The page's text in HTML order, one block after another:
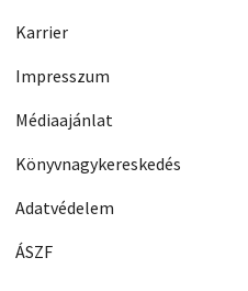
Karrier
Impresszum
Médiaajánlat
Könyvnagykereskedés
Adatvédelem
ÁSZF